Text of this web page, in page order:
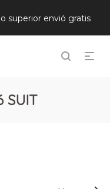
superior envió gratis
SUIT